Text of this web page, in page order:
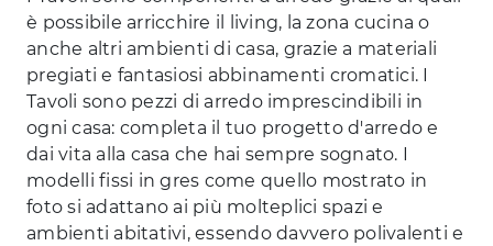
è possibile arricchire il living, la zona cucina o
anche altri ambienti di casa, grazie a materiali
pregiati e fantasiosi abbinamenti cromatici. I
Tavoli sono pezzi di arredo imprescindibili in
ogni casa: completa il tuo progetto d'arredo e
dai vita alla casa che hai sempre sognato. I
modelli fissi in gres come quello mostrato in
foto si adattano ai più molteplici spazi e
ambienti abitativi, essendo davvero polivalenti e